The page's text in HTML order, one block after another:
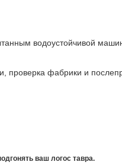
водоустойчивой
проверка фабрики и
ваш логос тавра.